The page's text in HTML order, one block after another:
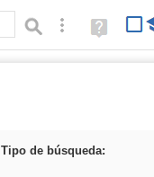
Búsqueda avanzada
Ayuda
(en
Tipo de búsqueda: